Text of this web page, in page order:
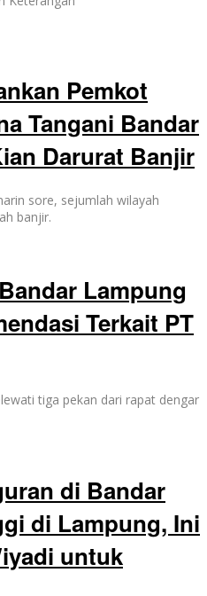
Pemkot
Tangani Bandar
Darurat Banjir
sore, sejumlah wilayah
banjir.
Lampung
Terkait PT
tiga pekan dari rapat dengar
di Bandar
di Lampung, Ini
untuk